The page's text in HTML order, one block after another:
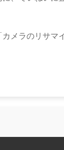
メラのリサマイ